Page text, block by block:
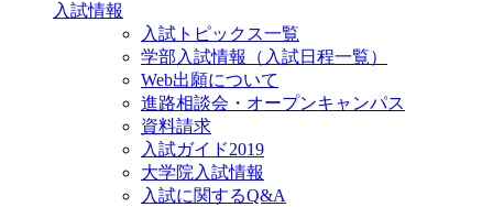
入試情報
入試トピックス一覧
学部入試情報（入試日程一覧）
Web出願について
進路相談会・オープンキャンパス
資料請求
入試ガイド2019
大学院入試情報
入試に関するQ&A